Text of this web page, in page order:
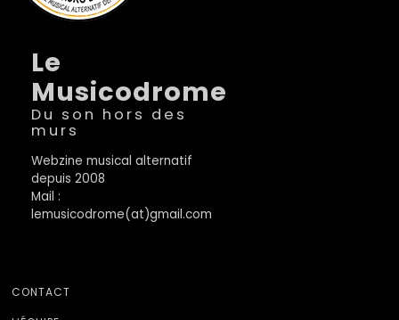
Le
Musicodrome
Du son hors des
murs
Webzine musical alternatif
depuis 2008
Mail :
lemusicodrome(at)gmail.com
CONTACT